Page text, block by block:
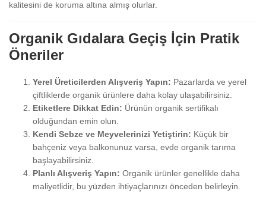
kalitesini de koruma altına almış olurlar.
Organik Gıdalara Geçiş İçin Pratik
Öneriler
Yerel Üreticilerden Alışveriş Yapın: Pazarlarda ve yerel
çiftliklerde organik ürünlere daha kolay ulaşabilirsiniz.
Etiketlere Dikkat Edin: Ürünün organik sertifikalı
olduğundan emin olun.
Kendi Sebze ve Meyvelerinizi Yetiştirin: Küçük bir
bahçeniz veya balkonunuz varsa, evde organik tarıma
başlayabilirsiniz.
Planlı Alışveriş Yapın: Organik ürünler genellikle daha
maliyetlidir, bu yüzden ihtiyaçlarınızı önceden belirleyin.